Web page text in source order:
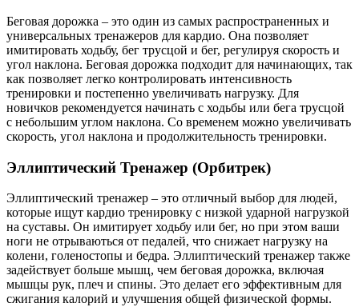
Беговая дорожка – это один из самых распространенных и
универсальных тренажеров для кардио. Она позволяет
имитировать ходьбу, бег трусцой и бег, регулируя скорость и
угол наклона. Беговая дорожка подходит для начинающих, так
как позволяет легко контролировать интенсивность
тренировки и постепенно увеличивать нагрузку. Для
новичков рекомендуется начинать с ходьбы или бега трусцой
с небольшим углом наклона. Со временем можно увеличивать
скорость, угол наклона и продолжительность тренировки.
Эллиптический Тренажер (Орбитрек)
Эллиптический тренажер – это отличный выбор для людей,
которые ищут кардио тренировку с низкой ударной нагрузкой
на суставы. Он имитирует ходьбу или бег, но при этом ваши
ноги не отрываються от педалей, что снижает нагрузку на
колени, голеностопы и бедра. Эллиптический тренажер также
задействует больше мышц, чем беговая дорожка, включая
мышцы рук, плеч и спины. Это делает его эффективным для
сжигания калорий и улучшения общей физической формы.